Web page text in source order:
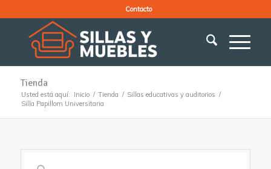
Contacto
Tienda
Usted está aquí: Inicio / Tienda / Sillas educativas y auditorios /
Silla Papillom Universitaria